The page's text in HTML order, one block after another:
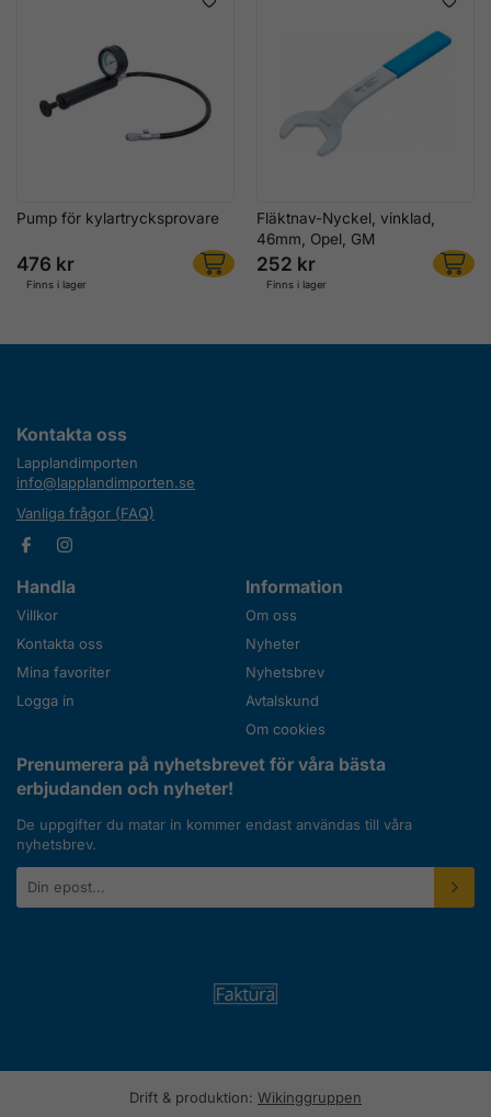
Pump för kylartrycksprovare
476 kr
Finns i lager
Fläktnav-Nyckel, vinklad,
46mm, Opel, GM
252 kr
Finns i lager
Kontakta oss
Lapplandimporten
info@lapplandimporten.se
Vanliga frågor (FAQ)
Handla
Villkor
Kontakta oss
Mina favoriter
Logga in
Information
Om oss
Nyheter
Nyhetsbrev
Avtalskund
Om cookies
Prenumerera på nyhetsbrevet för våra bästa
erbjudanden och nyheter!
De uppgifter du matar in kommer endast användas till våra
nyhetsbrev.
E-
postadress
Drift & produktion: Wikinggruppen